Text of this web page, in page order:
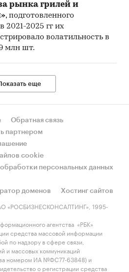
рынка грилей и
, подготовленного
2021-2025 гг их
волатильность в
млн шт.
еще
Обратная связь
партнером
cookie
персональных данных
доменов
Хостинг сайтов
«РОСБИЗНЕСКОНСАЛТИНГ», 1995-
агентства «РБК»
средства массовой информации
по надзору в сфере связи,
и массовых коммуникаций
номером ИА №ФС77-63848) и
о регистрации средства